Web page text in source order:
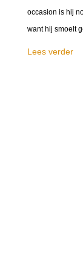
occasion is hij
want hij smoelt
Lees verder